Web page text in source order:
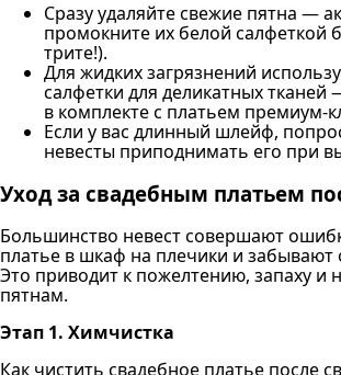
Сразу удаляйте свежие пятна —
промокните их белой салфеткой
трите!).
Для жидких загрязнений
салфетки для деликатных тканей
в комплекте с платьем премиум-
Если у вас длинный шлейф,
невесты приподнимать его при
Уход за свадебным платьем
Большинство невест совершают
платье в шкаф на плечики и
Это приводит к пожелтению, запаху и
пятнам.
Этап 1. Химчистка
Как чистить свадебное платье после